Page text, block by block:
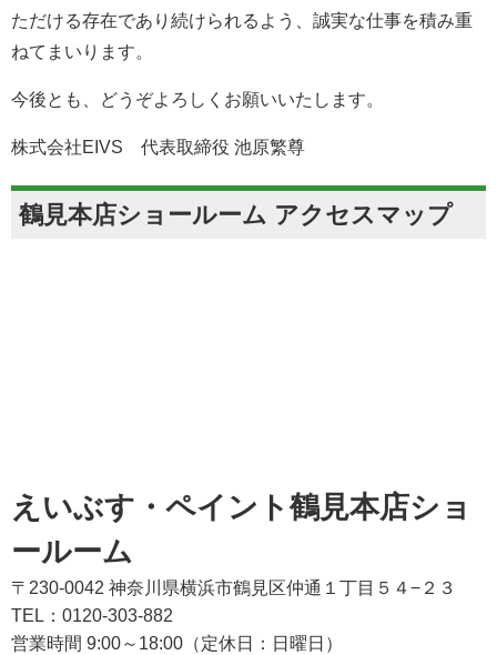
ただける存在であり続けられるよう、誠実な仕事を積み重
ねてまいります。
今後とも、どうぞよろしくお願いいたします。
株式会社EIVS 代表取締役 池原繁尊
鶴見本店ショールーム アクセスマップ
えいぶす・ペイント鶴見本店ショ
ールーム
〒230-0042 神奈川県横浜市鶴見区仲通１丁目５４−２３
TEL：0120-303-882
営業時間 9:00～18:00（定休日：日曜日）